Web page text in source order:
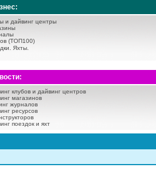
и дайвинг центры
(ТОП100)
Яхты.
клубов и дайвинг центров
магазинов
журналов
ресурсов
поездок и яхт